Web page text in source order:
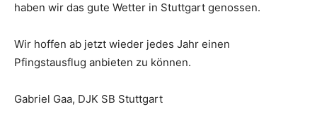
haben wir das gute Wetter in Stuttgart genossen.
Wir hoffen ab jetzt wieder jedes Jahr einen
Pfingstausflug anbieten zu können.
Gabriel Gaa, DJK SB Stuttgart